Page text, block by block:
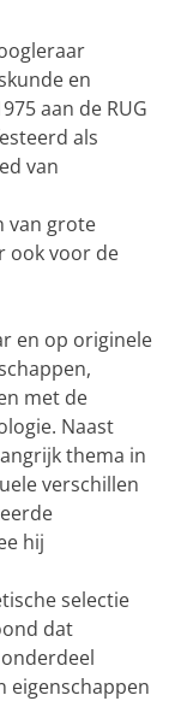
en
aan de RUG
als
van
van grote
ook voor de
en op originele
met de
Naast
thema in
verschillen
hij
selectie
dat
eigenschappen